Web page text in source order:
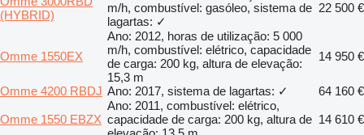
(HYBRID)
m/h, combustível: gasóleo, sistema de
lagartas: ✓
22 500 €
Omme 1550EX
Ano: 2012, horas de utilização: 5 000
m/h, combustível: elétrico, capacidade
de carga: 200 kg, altura de elevação:
15,3 m
14 950 €
Omme 4200 RBDJ Ano: 2017, sistema de lagartas: ✓ 64 160 €
Omme 1550 EBZX
Ano: 2011, combustível: elétrico,
capacidade de carga: 200 kg, altura de 14 610 €